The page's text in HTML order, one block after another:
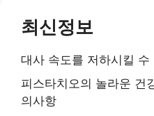
최신정보
대사 속도를 저하시킬
피스타치오의 놀라운 건
의사항